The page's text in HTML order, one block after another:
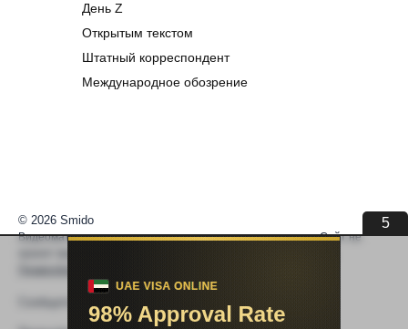
День Z
Открытым текстом
Штатный корреспондент
Международное обозрение
5
© 2026 Smido
Видеоматериалы встраиваются из открытых источников. Сайт не
Видео не работает